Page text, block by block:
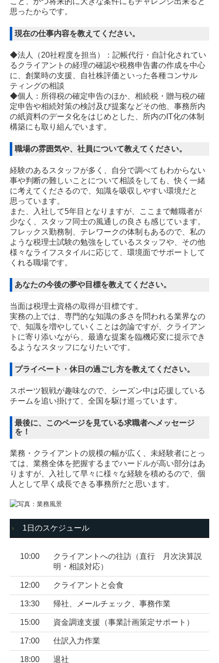
思ったからです。
現在の仕事内容を教えてください。
◆法人（20社程度を担当）：記帳代行・自計化されてい
るクライアントの経理の確認や税務申告書の作成を中心
に、創業時の支援、自社株評価といった各種コンサル
ティングの相談
◆個人：所得税の確定申告のほか、相続税・贈与税の確
定申告や相続対策の検討及び提案などその他、事務所内
の紙資料のデータ化をはじめとした、所内のIT化の体制
構築にも取り組んでいます。
職場の雰囲気や、社員について教えてください。
経験のあるスタッフが多く、自分で調べてもわからない
事や判断の難しいことについて相談をしても、快く一緒
に考えてくださるので、知識を吸収しやすい環境だと
思っています。
また、入社して5年目となりますが、ここまで離職者が
少なく、スタッフ同士の風通しの良さも感じています。
フレックス勤務制、テレワークの体制もあるので、私の
ような税理士試験の勉強をしているスタッフや、その他
様々なライフスタイルに応じて、環境面でサポートして
くれる職場です。
あなたの今後の夢や目標を教えてください。
当面は税理士資格の取得が目標です。
実務の上では、専門的な知識の多さを問われる業界なの
で、知識を増やしていくことは勿論ですが、クライアン
トに寄り添いながら、最適な提案を臨機応変に提示でき
るようなスタッフになりたいです。
プライベート・休日の過ごし方を教えてください。
スポーツ観戦が趣味なので、シーズン中は応援している
チームを追い掛けて、全国を駆け巡っています。
最後に、このページを見ている求職者へメッセージ
を！
業務・クライアントの規模の幅が広く、未経験者にとっ
ては、業務全体を把握するまでハードルが高い部分はあ
りますが、入社して早々に様々な経験を積めるので、個
人として早く成長できる事務所だと思います。
1日のスケジュール
10:00
クライアントへの往訪（直行 月次決算説
明・相談対応）
12:00 クライアントと会食
13:30 帰社、メールチェック、事務作業
15:00 資金調達支援（事業計画策定サポート）
17:00 仕訳入力作業
18:00 退社